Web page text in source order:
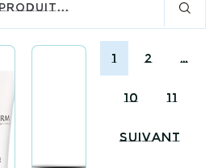
1 2 …
10 11
Suivant